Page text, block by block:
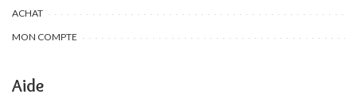
ACHAT
MON COMPTE
Aide